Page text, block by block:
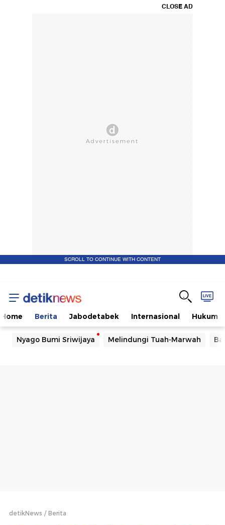
CLOSE AD
SCROLL TO CONTINUE WITH CONTENT
Home Berita Jabodetabek Internasional Hukum
Nyago Bumi Sriwijaya Melindungi Tuah-Marwah
detikNews Berita